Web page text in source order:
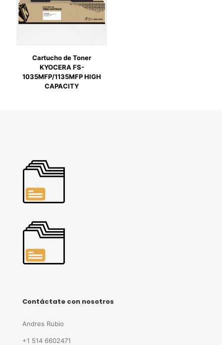
Cartucho de Toner
KYOCERA FS-
1035MFP/1135MFP HIGH
CAPACITY
Contáctate con nosotros
Andres Rubio
+1 514 6602471